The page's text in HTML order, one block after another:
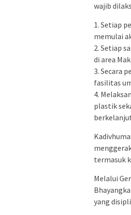
wajib
1. Setiap
memulai
2. Setiap
di area
3. Secara
fasilitas
4.
plastik
termasuk
Melalui
yang